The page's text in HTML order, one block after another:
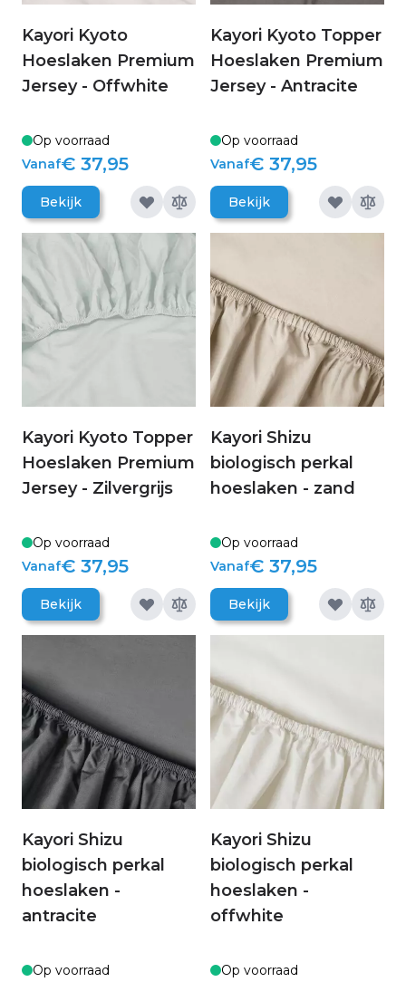
Kayori Kyoto
Hoeslaken Premium
Jersey - Offwhite
Op voorraad
Vanaf€ 37,95
Bekijk
Kayori Kyoto Topper
Hoeslaken Premium
Jersey - Antracite
Op voorraad
Vanaf€ 37,95
Bekijk
Kayori Kyoto Topper
Hoeslaken Premium
Jersey - Zilvergrijs
Op voorraad
Vanaf€ 37,95
Bekijk
Kayori Shizu
biologisch perkal
hoeslaken - zand
Op voorraad
Vanaf€ 37,95
Bekijk
Kayori Shizu
biologisch perkal
hoeslaken -
antracite
Op voorraad
Kayori Shizu
biologisch perkal
hoeslaken -
offwhite
Op voorraad